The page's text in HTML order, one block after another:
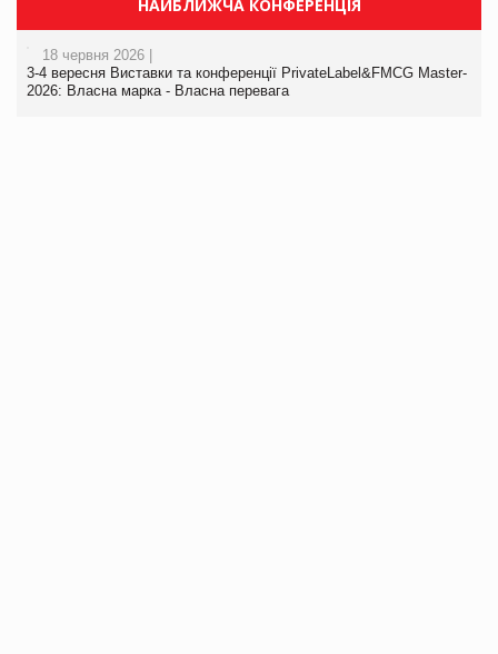
НАЙБЛИЖЧА КОНФЕРЕНЦІЯ
18 червня 2026 |
3-4 вересня Виставки та конференції PrivateLabel&FMCG Master-
2026: Власна марка - Власна перевага